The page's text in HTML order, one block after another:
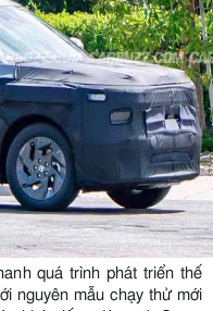
quá trình phát triển thế
nguyên mẫu chạy thử mới